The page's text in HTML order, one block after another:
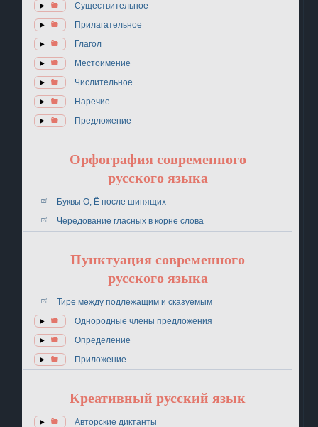
Существительное
Прилагательное
Глагол
Местоимение
Числительное
Наречие
Предложение
Орфография современного
русского языка
Буквы О, Ё после шипящих
Чередование гласных в корне слова
Пунктуация современного
русского языка
Тире между подлежащим и сказуемым
Однородные члены предложения
Определение
Приложение
Креативный русский язык
Авторские диктанты